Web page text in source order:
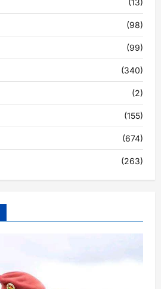
(13)
(98)
(99)
(340)
(2)
(155)
(674)
(263)